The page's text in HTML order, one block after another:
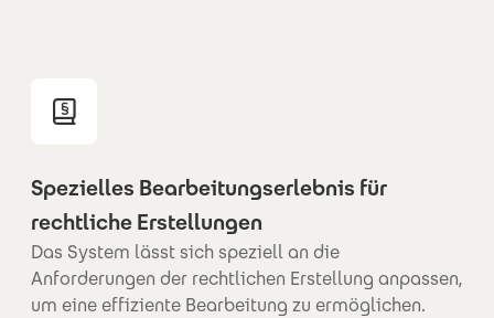
Spezielles Bearbeitungserlebnis für
rechtliche Erstellungen
Das System lässt sich speziell an die
Anforderungen der rechtlichen Erstellung anpassen,
um eine effiziente Bearbeitung zu ermöglichen.